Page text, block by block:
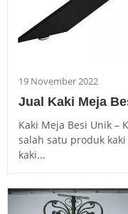
19 November 2022
Jual Kaki Meja
Kaki Meja Besi Unik –
salah satu produk
kaki...